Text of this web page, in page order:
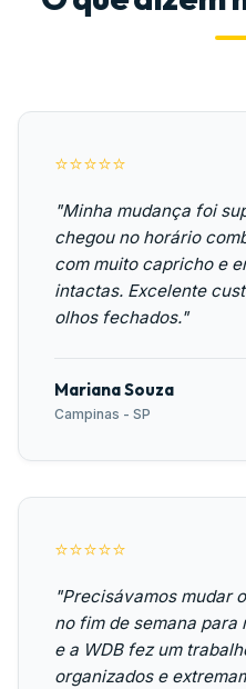
⭐⭐⭐⭐⭐
"Minha mudança foi
chegou no horário
com muito capricho e
intactas. Excelente
olhos fechados."
Mariana Souza
Campinas - SP
⭐⭐⭐⭐⭐
"Precisávamos mudar
no fim de semana para
e a WDB fez um
organizados e